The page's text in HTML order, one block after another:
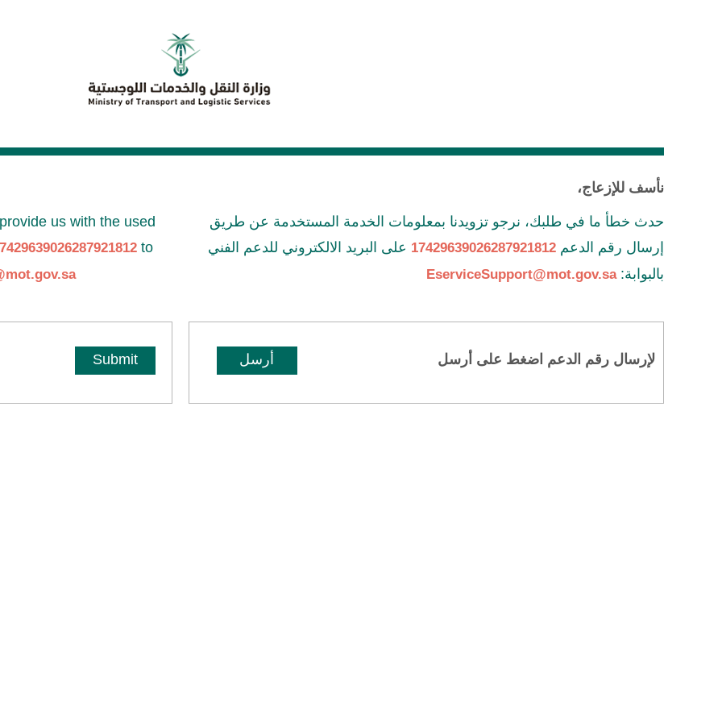
us with the used
to
نأسف للإزعاج،
حدث خطأ ما في طلبك، نرجو تزويدنا بمعلومات الخدمة المستخدمة عن طريق
إرسال رقم الدعم 17429639026287921812 على البريد الالكتروني للدعم الفني
بالبوابة:EserviceSupport@mot.gov.sa
Submit لإرسال رقم الدعم اضغط على أرسل أرسل